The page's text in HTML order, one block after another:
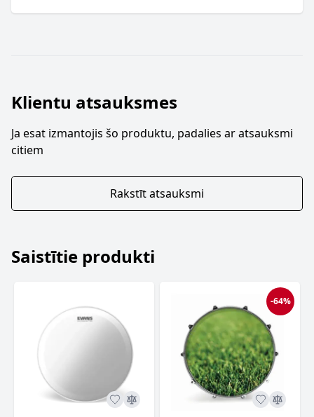
Klientu atsauksmes
Ja esat izmantojis šo produktu, padalies ar atsauksmi
citiem
Rakstīt atsauksmi
Saistītie produkti
-64%